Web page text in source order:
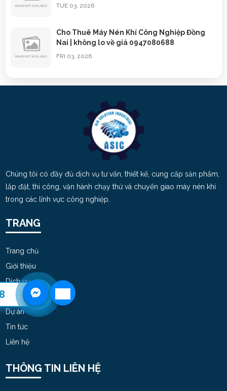
TUE 03, 2026
Cho Thuê Máy Nén Khí Công Nghiệp Đồng
Nai | không lo về giá 0947080688
FRI 03, 2026
Cho Thuê Máy Nén Khí Trục Vít TPHCM |
0947080688
Cho Thuê Máy Sấy Khí Nén tại Dĩ An – Bình
Chọn dầu bôi trơn cho máy nén khí
THU 04, 2025
Chúng tôi có đầy đủ dịch vụ tư vấn, thiết kế, cung cấp sản phẩm,
lắp đặt, thi công, vận hành chạy thử và chuyển giao máy nén khí
trong các lĩnh vực công nghiệp.
TRANG
Trang chủ
Giới thiệu
Dịch vụ
Sản Phẩm
Dự án
Tin tức
Liên hệ
THÔNG TIN LIÊN HỆ